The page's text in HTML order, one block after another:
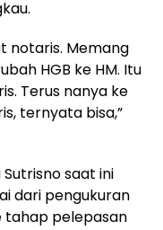
notaris. Memang
HGB ke HM. Itu
Terus nanya ke
ternyata bisa,”
saat ini
dari pengukuran
tahap pelepasan